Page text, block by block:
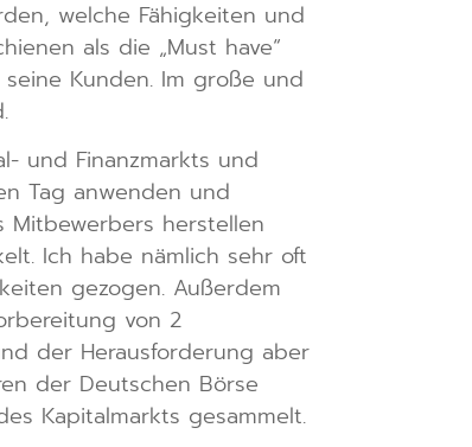
welche Fähigkeiten und
als die „Must have“
Kunden. Im große und
und Finanzmarkts und
Tag anwenden und
Mitbewerbers herstellen
Ich habe nämlich sehr oft
gezogen. Außerdem
von 2
der Herausforderung aber
der Deutschen Börse
Kapitalmarkts gesammelt.